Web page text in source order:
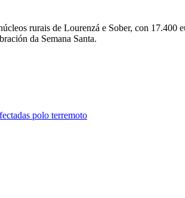
rurais de Lourenzá e Sober, con
da Semana Santa.
polo terremoto